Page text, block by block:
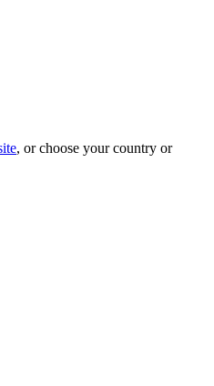
, or choose your country or